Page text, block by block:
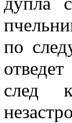
по
след